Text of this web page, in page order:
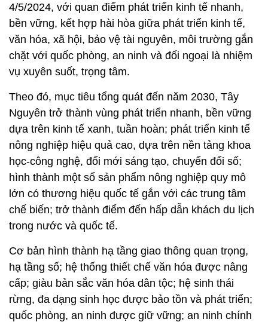
4/5/2024, với quan điểm phát triển kinh tế nhanh,
bền vững, kết hợp hài hòa giữa phát triển kinh tế,
văn hóa, xã hội, bảo vệ tài nguyên, môi trường gắn
chặt với quốc phòng, an ninh và đối ngoại là nhiệm
vụ xuyên suốt, trọng tâm.
Theo đó, mục tiêu tổng quát đến năm 2030, Tây
Nguyên trở thành vùng phát triển nhanh, bền vững
dựa trên kinh tế xanh, tuần hoàn; phát triển kinh tế
nông nghiệp hiệu quả cao, dựa trên nền tảng khoa
học-công nghệ, đổi mới sáng tạo, chuyển đổi số;
hình thành một số sản phẩm nông nghiệp quy mô
lớn có thương hiệu quốc tế gắn với các trung tâm
chế biến; trở thành điểm đến hấp dẫn khách du lịch
trong nước và quốc tế.
Cơ bản hình thành hạ tầng giao thông quan trọng,
hạ tầng số; hệ thống thiết chế văn hóa được nâng
cấp; giàu bản sắc văn hóa dân tộc; hệ sinh thái
rừng, đa dạng sinh học được bảo tồn và phát triển;
quốc phòng, an ninh được giữ vững; an ninh chính